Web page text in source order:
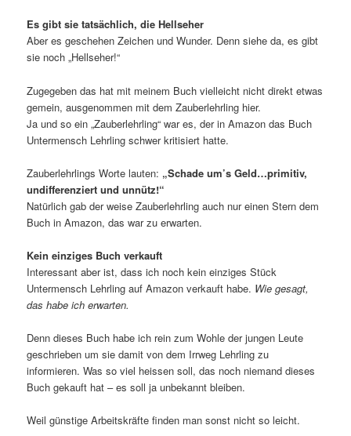
Es gibt sie tatsächlich, die Hellseher
Aber es geschehen Zeichen und Wunder. Denn siehe da, es gibt
sie noch „Hellseher!“
Zugegeben das hat mit meinem Buch vielleicht nicht direkt etwas
gemein, ausgenommen mit dem Zauberlehrling hier.
Ja und so ein „Zauberlehrling“ war es, der in Amazon das Buch
Untermensch Lehrling schwer kritisiert hatte.
Zauberlehrlings Worte lauten: „Schade um’s Geld…primitiv,
undifferenziert und unnütz!“
Natürlich gab der weise Zauberlehrling auch nur einen Stern dem
Buch in Amazon, das war zu erwarten.
Kein einziges Buch verkauft
Interessant aber ist, dass ich noch kein einziges Stück
Untermensch Lehrling auf Amazon verkauft habe. Wie gesagt,
das habe ich erwarten.
Denn dieses Buch habe ich rein zum Wohle der jungen Leute
geschrieben um sie damit von dem Irrweg Lehrling zu
informieren. Was so viel heissen soll, das noch niemand dieses
Buch gekauft hat – es soll ja unbekannt bleiben.
Weil günstige Arbeitskräfte finden man sonst nicht so leicht.